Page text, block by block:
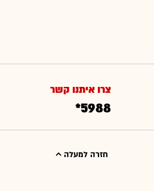
צרו איתנו קשר
*5988
חזרה למעלה